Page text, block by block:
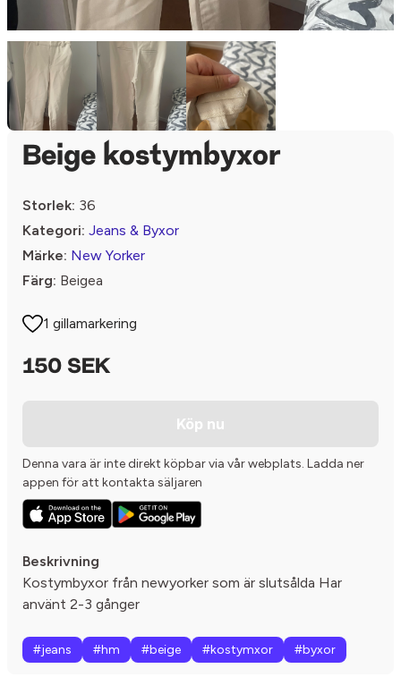
Beige kostymbyxor
Storlek: 36
Kategori: Jeans & Byxor
Märke: New Yorker
Färg: Beigea
1 gillamarkering
150 SEK
Köp nu
Denna vara är inte direkt köpbar via vår webplats. Ladda ner
appen för att kontakta säljaren
Beskrivning
Kostymbyxor från newyorker som är slutsålda Har
använt 2-3 gånger
#jeans #hm #beige #kostymxor #byxor